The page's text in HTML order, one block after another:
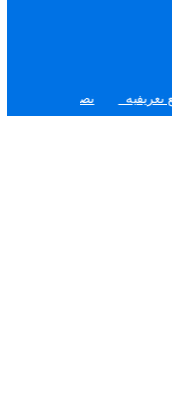
تصميم موقع مثل حراج